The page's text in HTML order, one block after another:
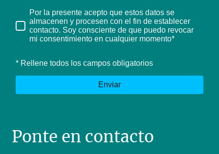
Por la presente acepto que estos datos se
almacenen y procesen con el fin de establecer
contacto. Soy consciente de que puedo revocar
mi consentimiento en cualquier momento*
* Rellene todos los campos obligatorios
Enviar
Ponte en contacto